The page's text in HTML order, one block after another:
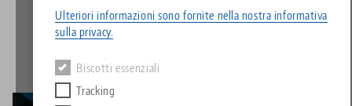
Ulteriori informazioni sono fornite nella nostra informativa
sulla privacy.
Biscotti essenziali
Tracking
Servizi
Quicklinks
Search
Downloads
27.09.2021 — comunicati stampa